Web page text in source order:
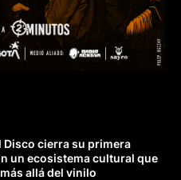
Disco cierra su primera
un ecosistema cultural que
allá del vinilo